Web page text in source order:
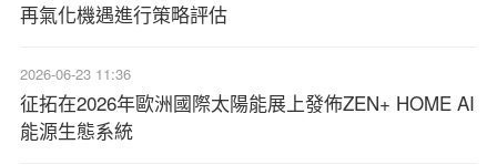
再氣化機遇進行策略評估
2026-06-23 11:36
征拓在2026年歐洲國際太陽能展上發佈ZEN+ HOME AI
能源生態系統